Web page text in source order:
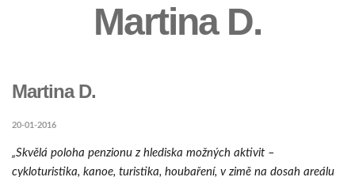
Martina D.
Martina D.
20-01-2016
„Skvělá poloha penzionu z hlediska možných aktivit –
cykloturistika, kanoe, turistika, houbaření, v zimě na dosah areálu